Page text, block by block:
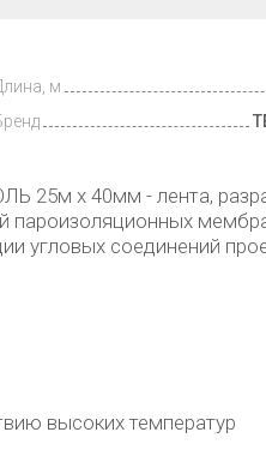
м
25м х 40мм - лента,
пароизоляционных
угловых соединений
высоких температур